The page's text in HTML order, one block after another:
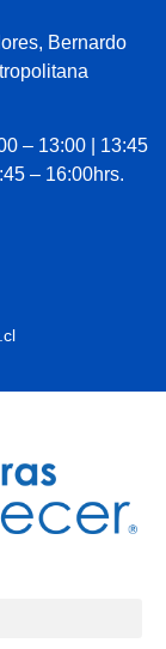
Bernardo
– 13:00 | 13:45
– 16:00hrs.